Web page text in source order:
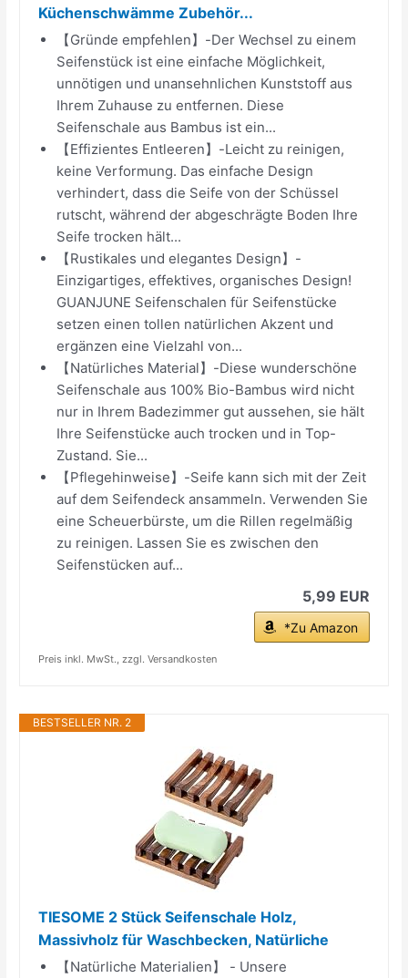
Küchenschwämme Zubehör...
【Gründe empfehlen】-Der Wechsel zu einem
Seifenstück ist eine einfache Möglichkeit,
unnötigen und unansehnlichen Kunststoff aus
Ihrem Zuhause zu entfernen. Diese
Seifenschale aus Bambus ist ein...
【Effizientes Entleeren】-Leicht zu reinigen,
keine Verformung. Das einfache Design
verhindert, dass die Seife von der Schüssel
rutscht, während der abgeschrägte Boden Ihre
Seife trocken hält...
【Rustikales und elegantes Design】-
Einzigartiges, effektives, organisches Design!
GUANJUNE Seifenschalen für Seifenstücke
setzen einen tollen natürlichen Akzent und
ergänzen eine Vielzahl von...
【Natürliches Material】-Diese wunderschöne
Seifenschale aus 100% Bio-Bambus wird nicht
nur in Ihrem Badezimmer gut aussehen, sie hält
Ihre Seifenstücke auch trocken und in Top-
Zustand. Sie...
【Pflegehinweise】-Seife kann sich mit der Zeit
auf dem Seifendeck ansammeln. Verwenden Sie
eine Scheuerbürste, um die Rillen regelmäßig
zu reinigen. Lassen Sie es zwischen den
Seifenstücken auf...
5,99 EUR
*Zu Amazon
Preis inkl. MwSt., zzgl. Versandkosten
BESTSELLER NR. 2
TIESOME 2 Stück Seifenschale Holz,
Massivholz für Waschbecken, Natürliche
【Natürliche Materialien】 - Unsere